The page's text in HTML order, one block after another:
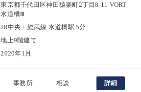
東京都千代田区神田猿楽町2丁目8-11 VORT
水道橋Ⅲ
JR中央・総武線 水道橋駅 5分
地上9階建て
2020年1月
事務所 相談 詳細